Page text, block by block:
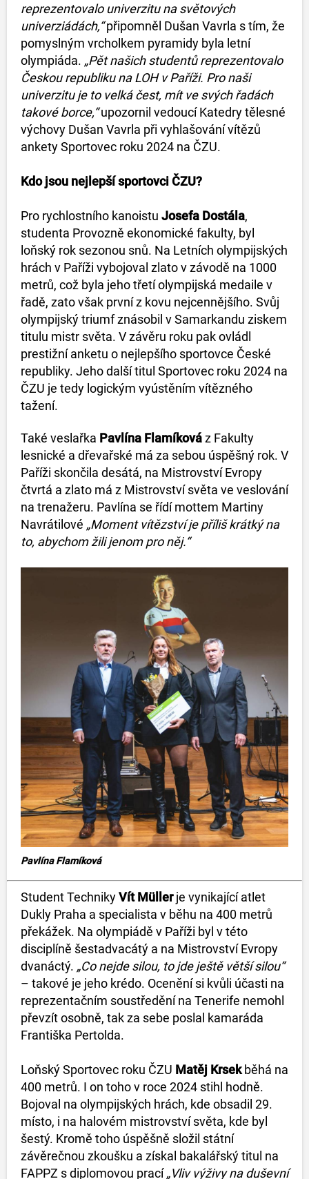
reprezentovalo univerzitu na světových
univerziádách,“připomněl Dušan Vavrla s tím, že
pomyslným vrcholkem pyramidy byla letní
olympiáda. „Pět našich studentů reprezentovalo
Českou republiku na LOH v Paříži. Pro naši
univerzitu je to velká čest, mít ve svých řadách
takové borce,“upozornil vedoucí Katedry tělesné
výchovy Dušan Vavrla při vyhlašování vítězů
ankety Sportovec roku 2024 na ČZU.
Kdo jsou nejlepší sportovci ČZU?
Pro rychlostního kanoistu Josefa Dostála,
studenta Provozně ekonomické fakulty, byl
loňský rok sezonou snů. Na Letních olympijských
hrách v Paříži vybojoval zlato v závodě na 1000
metrů, což byla jeho třetí olympijská medaile v
řadě, zato však první z kovu nejcennějšího. Svůj
olympijský triumf znásobil v Samarkandu ziskem
titulu mistr světa. V závěru roku pak ovládl
prestižní anketu o nejlepšího sportovce České
republiky. Jeho další titul Sportovec roku 2024 na
ČZU je tedy logickým vyústěním vítězného
tažení.
Také veslařka Pavlína Flamíkováz Fakulty
lesnické a dřevařské má za sebou úspěšný rok. V
Paříži skončila desátá, na Mistrovství Evropy
čtvrtá a zlato má z Mistrovství světa ve veslování
na trenažeru. Pavlína se řídí mottem Martiny
Navrátilové „Moment vítězství je příliš krátký na
to, abychom žili jenom pro něj.“
Pavlína Flamíková
Student TechnikyVít Müllerje vynikající atlet
Dukly Praha a specialista v běhu na 400 metrů
překážek. Na olympiádě v Paříži byl v této
disciplíně šestadvacátý a na Mistrovství Evropy
dvanáctý. „Co nejde silou, to jde ještě větší silou“
– takové je jeho krédo. Ocenění si kvůli účasti na
reprezentačním soustředění na Tenerife nemohl
převzít osobně, tak za sebe poslal kamaráda
Františka Pertolda.
Loňský Sportovec roku ČZU Matěj Krsek běhá na
400 metrů. I on toho v roce 2024 stihl hodně.
Bojoval na olympijských hrách, kde obsadil 29.
místo, i na halovém mistrovství světa, kde byl
šestý. Kromě toho úspěšně složil státní
závěrečnou zkoušku a získal bakalářský titul na
FAPPZ s diplomovou prací„Vliv výživy na duševní